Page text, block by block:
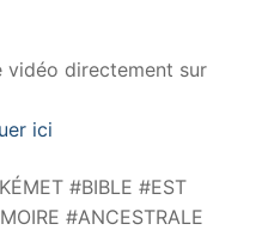
vidéo directement sur
ici
#BIBLE #EST
#ANCESTRALE